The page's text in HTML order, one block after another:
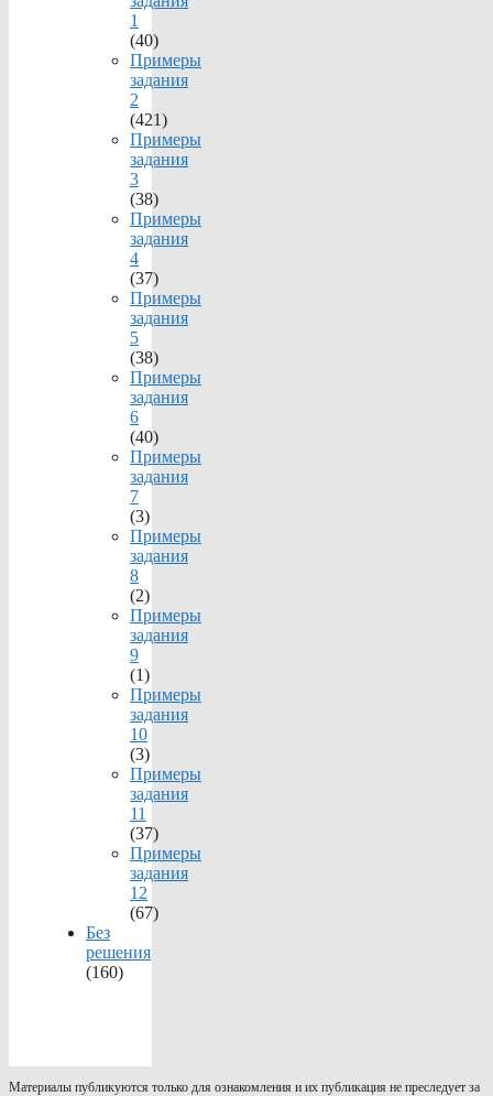
1
(40)
Примеры
задания
2
(421)
Примеры
задания
3
(38)
Примеры
задания
4
(37)
Примеры
задания
5
(38)
Примеры
задания
6
(40)
Примеры
задания
7
(3)
Примеры
задания
8
(2)
Примеры
задания
9
(1)
Примеры
задания
10
(3)
Примеры
задания
11
(37)
Примеры
задания
12
(67)
Без
решения
(160)
Материалы публикуются только для ознакомления и их публикация не преследует за